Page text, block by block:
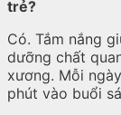
trẻ?
Có. Tắm nắng
dưỡng chất
xương. Mỗi
phút vào buổi